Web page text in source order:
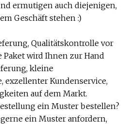
ermutigen auch diejenigen,
Geschäft stehen :)
Qualitätskontrolle vor
Paket wird Ihnen zur Hand
kleine
exzellenter Kundenservice,
auf dem Markt.
ein Muster bestellen?
ein Muster anfordern,